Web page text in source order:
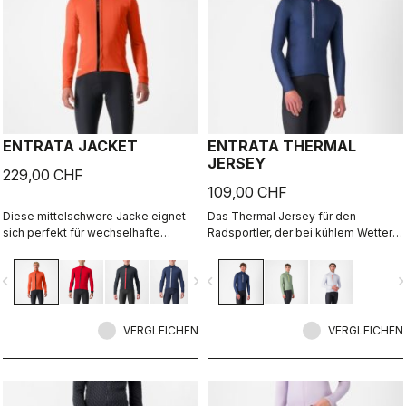
ENTRATA JACKET
229,00 CHF
Diese mittelschwere Jacke eignet
sich perfekt für wechselhafte
Frühling. Ausreichend Wärme und
Schutz, ohne Übertreibung. Eine
neutrale Passform und zusätzliche
navigate_next
VERGLEICHEN
ENTRATA THERMAL
JERSEY
109,00 CHF
Das Thermal Jersey für den
Radsportler, der bei kühlem Wetter
eine leichte Jacke trägt. Der
gebürstete Fleecestoff hält warm,
ist zugleich jedoch dehnbar genug,
Passform zu garantieren.
navigate_before
VERGLEICHEN